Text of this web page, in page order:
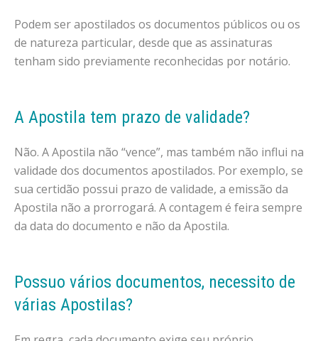
Podem ser apostilados os documentos públicos ou os
de natureza particular, desde que as assinaturas
tenham sido previamente reconhecidas por notário.
A Apostila tem prazo de validade?
Não. A Apostila não “vence”, mas também não influi na
validade dos documentos apostilados. Por exemplo, se
sua certidão possui prazo de validade, a emissão da
Apostila não a prorrogará. A contagem é feira sempre
da data do documento e não da Apostila.
Possuo vários documentos, necessito de
várias Apostilas?